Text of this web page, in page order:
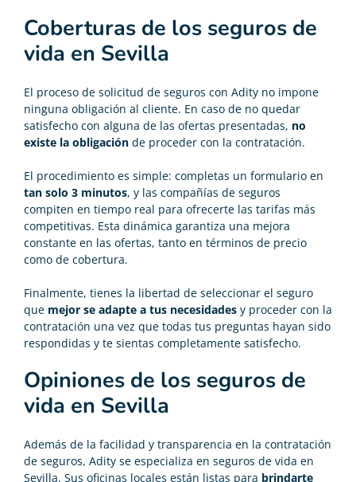
Coberturas de los seguros de
vida en Sevilla
El proceso de solicitud de seguros con Adity no impone
ninguna obligación al cliente. En caso de no quedar
satisfecho con alguna de las ofertas presentadas, no
existe la obligación de proceder con la contratación.
El procedimiento es simple: completas un formulario en
tan solo 3 minutos, y las compañías de seguros
compiten en tiempo real para ofrecerte las tarifas más
competitivas. Esta dinámica garantiza una mejora
constante en las ofertas, tanto en términos de precio
como de cobertura.
Finalmente, tienes la libertad de seleccionar el seguro
que mejor se adapte a tus necesidades y proceder con la
contratación una vez que todas tus preguntas hayan sido
respondidas y te sientas completamente satisfecho.
Opiniones de los seguros de
vida en Sevilla
Además de la facilidad y transparencia en la contratación
de seguros, Adity se especializa en seguros de vida en
Sevilla. Sus oficinas locales están listas para brindarte